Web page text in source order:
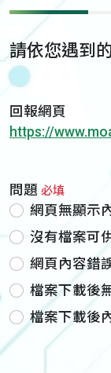
請依您遇到
回報網頁
https://
問題 必填
網頁無顯示
沒有檔案可
網頁內容錯
檔案下載後
檔案下載後